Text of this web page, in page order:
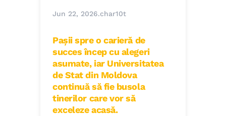
Jun 22, 2026.char10t
Pașii spre o carieră de
succes încep cu alegeri
asumate, iar Universitatea
de Stat din Moldova
continuă să fie busola
tinerilor care vor să
exceleze acasă.